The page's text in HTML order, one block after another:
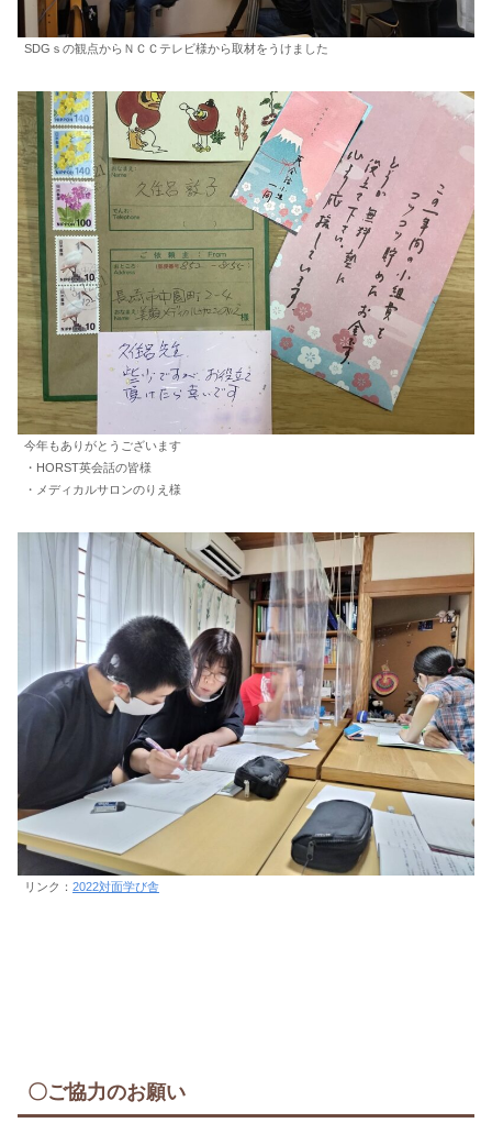
SDGｓの観点からＮＣＣテレビ様から取材をうけました
今年もありがとうございます
・HORST英会話の皆様
・メディカルサロンのりえ様
リンク： 2022対面学び舎
〇ご協力のお願い